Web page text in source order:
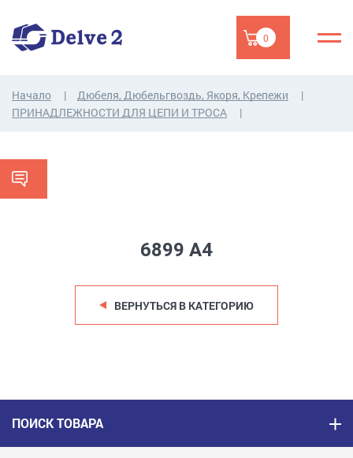
0
Начало
Дюбеля, Дюбельгвоздь, Якоря, Крепежи
ПРИНАДЛЕЖНОСТИ ДЛЯ ЦЕПИ И ТРОСA
6899 A4
ВЕРНУТЬСЯ В КАТЕГОРИЮ
ПОИСК ТОВАРА